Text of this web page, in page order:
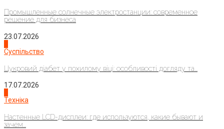
Промышленные солнечные электростанции: современное
решение для бизнеса
23.07.2026
Суспільство
Цукровий діабет у похилому віці: особливості догляду та...
17.07.2026
Техніка
Настенные LCD-дисплеи: где используются, какие бывают и
зачем...